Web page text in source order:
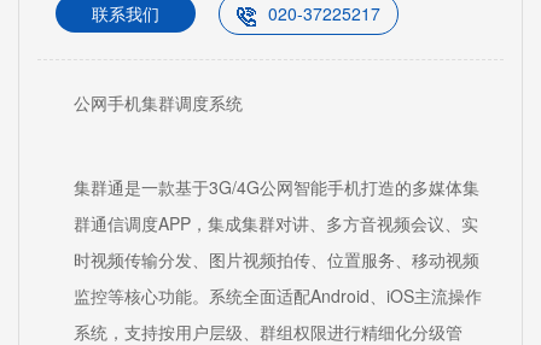
联系我们 020-37225217
公网手机集群调度系统
集群通是一款基于3G/4G公网智能手机打造的多媒体集
群通信调度APP，集成集群对讲、多方音视频会议、实
时视频传输分发、图片视频拍传、位置服务、移动视频
监控等核心功能。系统全面适配Android、iOS主流操作
系统，支持按用户层级、群组权限进行精细化分级管